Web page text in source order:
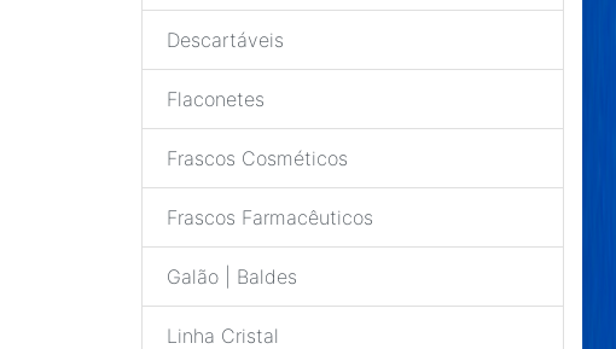
Descartáveis
Flaconetes
Frascos Cosméticos
Frascos Farmacêuticos
Galão | Baldes
Linha Cristal